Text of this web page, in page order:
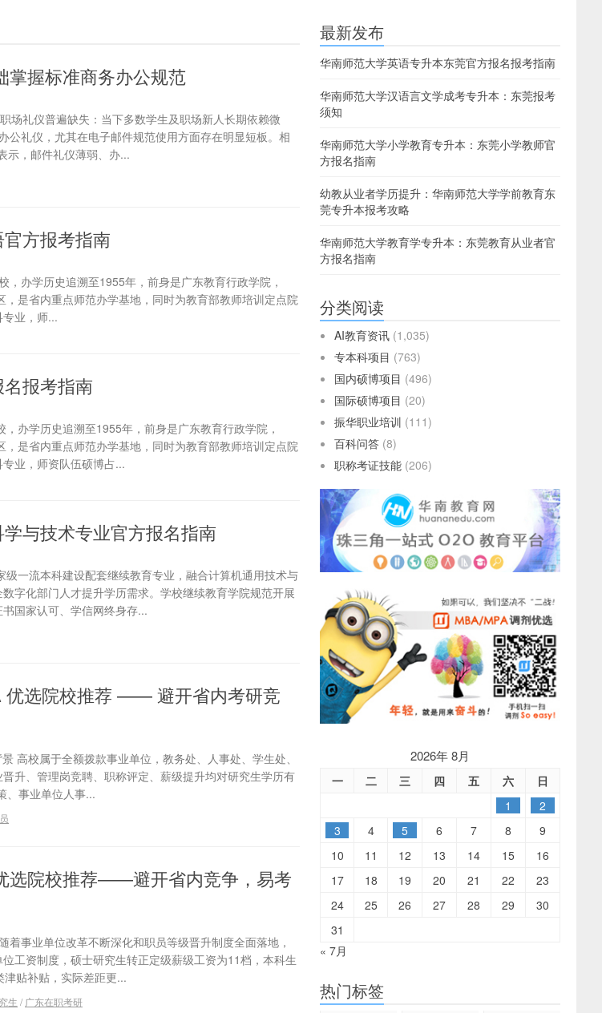
掌握标准商务办公规范
场礼仪普遍缺失：当下多数学生及职场新人长期依赖微
礼仪，尤其在电子邮件规范使用方面存在明显短板。相
示，邮件礼仪薄弱、办...
方报考指南
办学历史追溯至1955年，前身是广东教育行政学院，
是省内重点师范办学基地，同时为教育部教师培训定点院
业，师...
报考指南
办学历史追溯至1955年，前身是广东教育行政学院，
是省内重点师范办学基地，同时为教育部教师培训定点院
业，师资队伍硕博占...
与技术专业官方报名指南
一流本科建设配套继续教育专业，融合计算机通用技术与
字化部门人才提升学历需求。学校继续教育学院规范开展
国家认可、学信网终身存...
优选院校推荐 —— 避开省内考研竞
高校属于全额拨款事业单位，教务处、人事处、学生处、
升、管理岗竞聘、职称评定、薪级提升均对研究生学历有
、事业单位人事...
选院校推荐——避开省内竞争，易考
事业单位改革不断深化和职员等级晋升制度全面落地，
工资制度，硕士研究生转正定级薪级工资为11档，本科生
贴补贴，实际差距更...
生 / 广东在职考研
最新发布
华南师范大学英语专升本东莞官方报名报考指南
华南师范大学汉语言文学成考专升本：东莞报考
须知
华南师范大学小学教育专升本：东莞小学教师官
方报名指南
幼教从业者学历提升：华南师范大学学前教育东
莞专升本报考攻略
华南师范大学教育学专升本：东莞教育从业者官
方报名指南
分类阅读
AI教育资讯 (1,035)
专本科项目 (763)
国内硕博项目 (496)
国际硕博项目 (20)
振华职业培训 (111)
百科问答 (8)
职称考证技能 (206)
2026年 8月
一 二 三 四 五 六
日
1
2
3
4 5 6 7 8
9
10
11 12 13 14 15
16
17
18 19 20 21 22
23
24
25 26 27 28 29
30
31
« 7月
热门标签